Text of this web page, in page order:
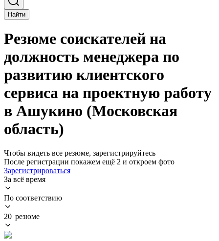
Найти
Резюме соискателей на
должность менеджера по
развитию клиентского
сервиса на проектную работу
в Ашукино (Московская
область)
Чтобы видеть все резюме, зарегистрируйтесь
После регистрации покажем ещё 2 и откроем фото
Зарегистрироваться
За всё время
По соответствию
20 резюме